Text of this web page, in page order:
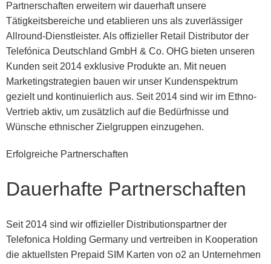
Partnerschaften erweitern wir dauerhaft unsere
Tätigkeitsbereiche und etablieren uns als zuverlässiger
Allround-Dienstleister. Als offizieller Retail Distributor der
Telefónica Deutschland GmbH & Co. OHG bieten unseren
Kunden seit 2014 exklusive Produkte an. Mit neuen
Marketingstrategien bauen wir unser Kundenspektrum
gezielt und kontinuierlich aus. Seit 2014 sind wir im Ethno-
Vertrieb aktiv, um zusätzlich auf die Bedürfnisse und
Wünsche ethnischer Zielgruppen einzugehen.
Erfolgreiche Partnerschaften
Dauerhafte Partnerschaften
Seit 2014 sind wir offizieller Distributionspartner der
Telefonica Holding Germany und vertreiben in Kooperation
die aktuellsten Prepaid SIM Karten von o2 an Unternehmen